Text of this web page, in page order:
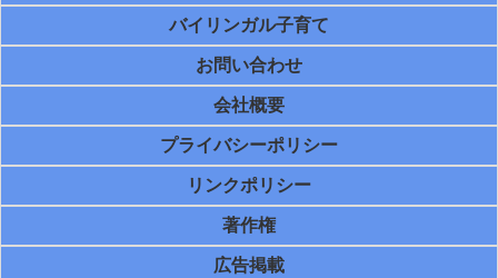
バイリンガル子育て
お問い合わせ
会社概要
プライバシーポリシー
リンクポリシー
著作権
広告掲載